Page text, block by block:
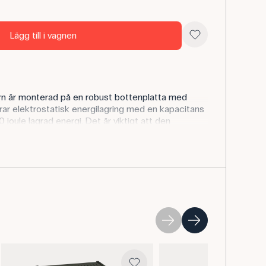
Lägg till i vagnen
är monterad på en robust bottenplatta med
elektrostatisk energilagring med en kapacitans
joule lagrad energi. Det är viktigt att den
att jämna ut spänningar eller lagra energi.